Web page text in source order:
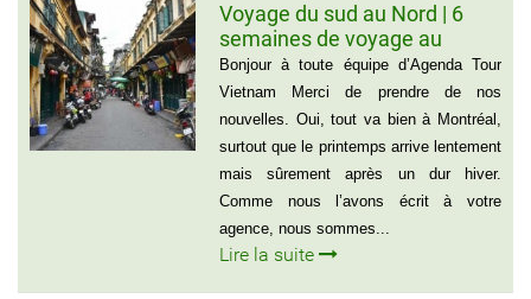
Voyage du sud au Nord | 6
semaines de voyage au
Vietnam – Madame
Marguerite Côté et Monsieur
Gérald Lafleur – 001 514-355-
9066
Bonjour à toute équipe d’Agenda Tour
Vietnam Merci de prendre de nos
nouvelles. Oui, tout va bien à Montréal,
surtout que le printemps arrive lentement
mais sûrement après un dur hiver.
Comme nous l’avons écrit à votre
agence, nous sommes...
Lire la suite